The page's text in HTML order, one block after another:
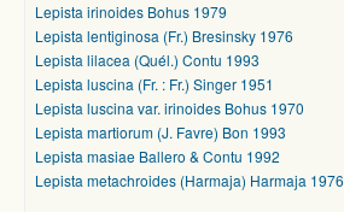
Lepista irinoides Bohus 1979
Lepista lentiginosa (Fr.) Bresinsky 1976
Lepista lilacea (Quél.) Contu 1993
Lepista luscina (Fr. : Fr.) Singer 1951
Lepista luscina var. irinoides Bohus 1970
Lepista martiorum (J. Favre) Bon 1993
Lepista masiae Ballero & Contu 1992
Lepista metachroides (Harmaja) Harmaja 1976